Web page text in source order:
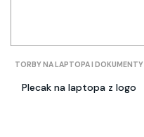
TORBY NA LAPTOPA I DOKUMENTY
Plecak na laptopa z logo